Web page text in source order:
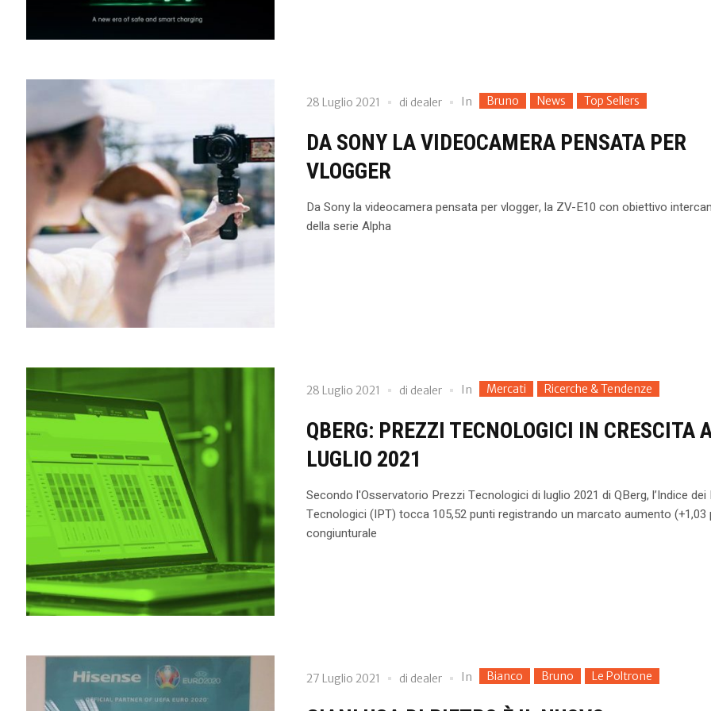
28 Luglio 2021 di dealer In Bruno News Top Sellers
DA SONY LA VIDEOCAMERA PENSATA PER
VLOGGER
Da Sony la videocamera pensata per vlogger, la ZV-E10 con obiettivo
della serie Alpha
28 Luglio 2021 di dealer In Mercati Ricerche & Tendenze
QBERG: PREZZI TECNOLOGICI IN CRESCITA
LUGLIO 2021
Secondo l'Osservatorio Prezzi Tecnologici di luglio 2021 di QBerg, l’Indice dei
Tecnologici (IPT) tocca 105,52 punti registrando un marcato aumento (+1,03
congiunturale
27 Luglio 2021 di dealer In Bianco Bruno Le Poltrone